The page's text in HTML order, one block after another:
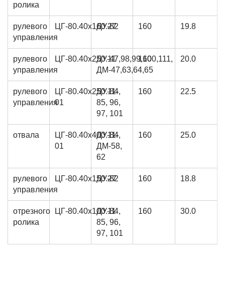
ролика
рулевого
управления
ЦГ-80.40х160.27
ДУ-82 160 19.8
рулевого
управления
ЦГ-80.40х250.11ДУ-47,98,99,100,111,
ДМ-47,63,64,65
160 20.0
рулевого
управления
ЦГ-80.40х250.11-
01
ДУ-84,
85, 96,
97, 101
160 22.5
отвала
ЦГ-80.40х400.11-
01
ДУ-84,
ДМ-58,
62
160 25.0
рулевого
управления
ЦГ-80.40х150.27
ДУ-82 160 18.8
отрезного
ролика
ЦГ-80.40х100.11
ДУ-84,
85, 96,
97, 101
160 30.0